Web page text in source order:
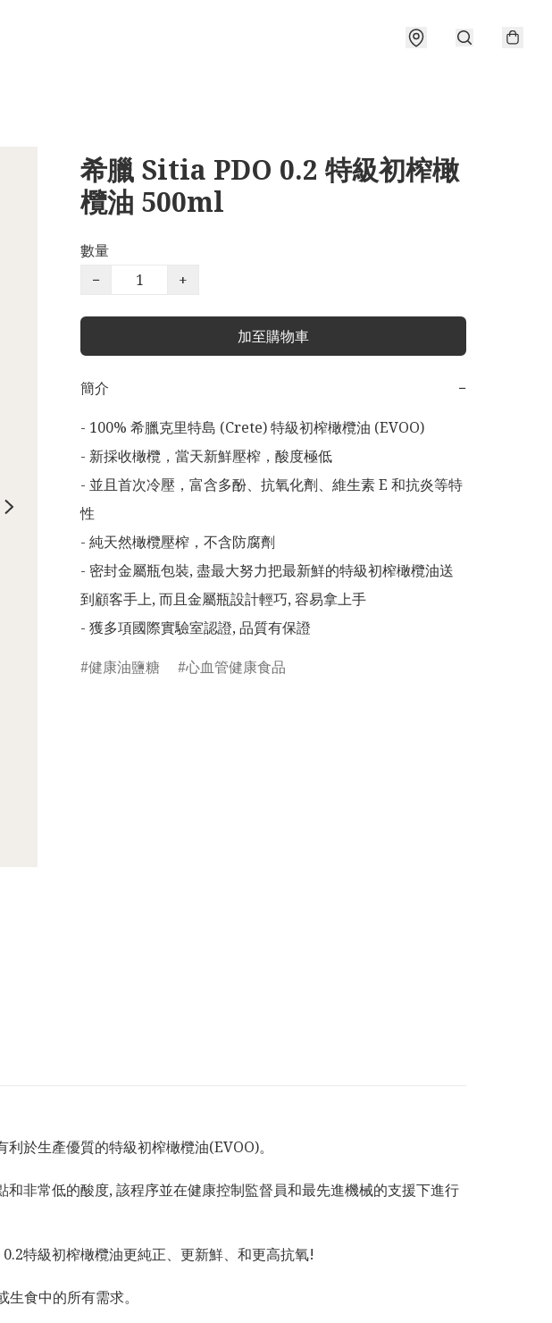
希臘 Sitia PDO 0.2 特級初榨橄
欖油 500ml
數量
−
+
加至購物車
簡介
−
- 100% 希臘克里特島 (Crete) 特級初榨橄欖油 (EVOO)
- 新採收橄欖，當天新鮮壓榨，酸度極低
- 並且首次冷壓，富含多酚、抗氧化劑、維生素 E 和抗炎等特
性
- 純天然橄欖壓榨，不含防腐劑
- 密封金屬瓶包裝, 盡最大努力把最新鮮的特級初榨橄欖油送
到顧客手上, 而且金屬瓶設計輕巧, 容易拿上手
- 獲多項國際實驗室認證, 品質有保證
健康油鹽糖
心血管健康食品
於生產優質的特級初榨橄欖油(EVOO)。
非常低的酸度, 該程序並在健康控制監督員和最先進機械的支援下進行
特級初榨橄欖油更純正、更新鮮、和更高抗氧!
食中的所有需求。